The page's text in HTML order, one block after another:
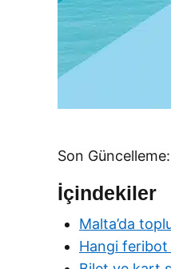
Son
İçindekiler
Malta’da
Hangi feribot